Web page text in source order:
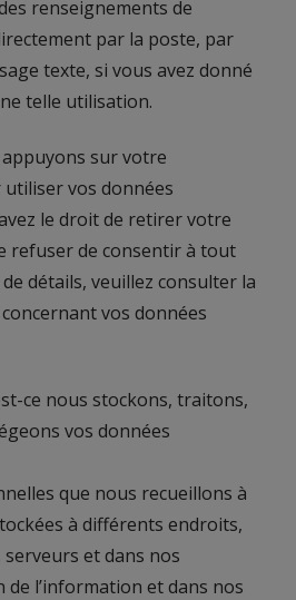
renseignements de
par la poste, par
texte, si vous avez donné
telle utilisation.
sur votre
vos données
le droit de retirer votre
refuser de consentir à tout
détails, veuillez consulter la
vos données
ce nous stockons, traitons,
vos données
que nous recueillons à
à différents endroits,
et dans nos
de l’information et dans nos